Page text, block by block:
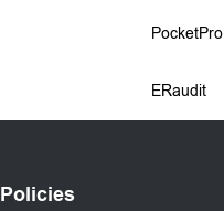
PocketPro
ERaudit
Policies